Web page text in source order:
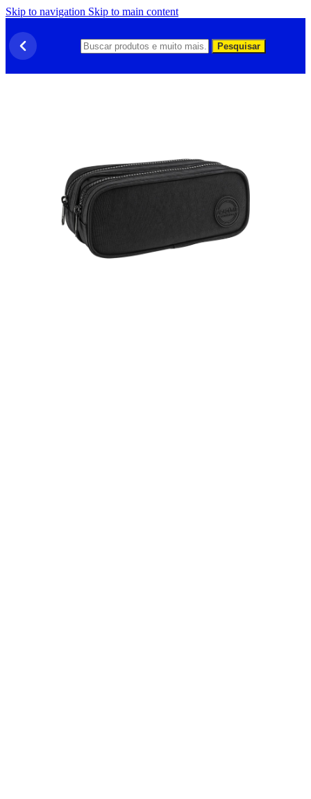
Skip to navigation Skip to main content
Pesquisar